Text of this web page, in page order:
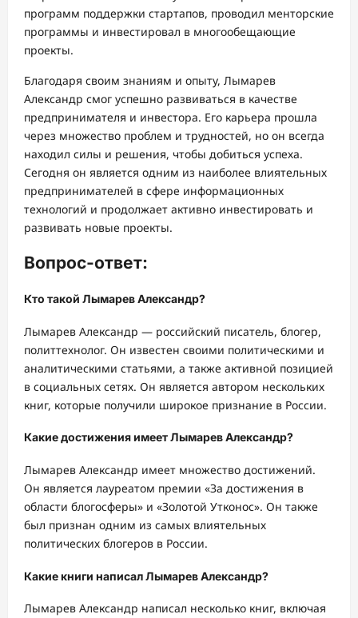
программ поддержки стартапов, проводил менторские
программы и инвестировал в многообещающие
проекты.
Благодаря своим знаниям и опыту, Лымарев
Александр смог успешно развиваться в качестве
предпринимателя и инвестора. Его карьера прошла
через множество проблем и трудностей, но он всегда
находил силы и решения, чтобы добиться успеха.
Сегодня он является одним из наиболее влиятельных
предпринимателей в сфере информационных
технологий и продолжает активно инвестировать и
развивать новые проекты.
Вопрос-ответ:
Кто такой Лымарев Александр?
Лымарев Александр — российский писатель, блогер,
политтехнолог. Он известен своими политическими и
аналитическими статьями, а также активной позицией
в социальных сетях. Он является автором нескольких
книг, которые получили широкое признание в России.
Какие достижения имеет Лымарев Александр?
Лымарев Александр имеет множество достижений.
Он является лауреатом премии «За достижения в
области блогосферы» и «Золотой Утконос». Он также
был признан одним из самых влиятельных
политических блогеров в России.
Какие книги написал Лымарев Александр?
Лымарев Александр написал несколько книг, включая